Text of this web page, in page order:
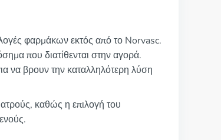
φαρμάκων εκτός από το Norvasc.
που διατίθενται στην αγορά.
να βρουν την καταλληλότερη λύση
καθώς η επιλογή του